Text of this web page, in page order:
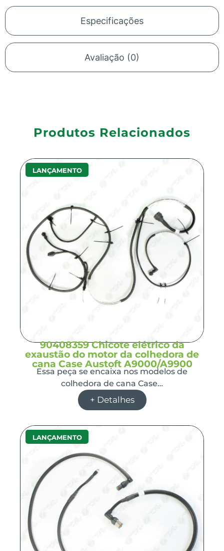
Especificações
Avaliação (0)
Produtos Relacionados
LANÇAMENTO
90408359 Chicote elétrico da
exaustão do motor da colhedora de
cana Case Austoft A9000/A9900
Essa peça se encaixa nos modelos de
colhedora de cana Case…
+ Detalhes
LANÇAMENTO